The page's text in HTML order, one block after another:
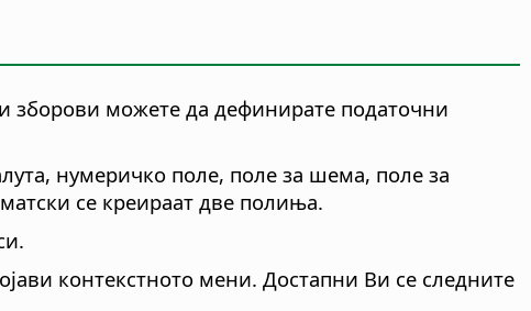
зборови можете да дефинирате податочни
нумеричко поле, поле за шема, поле за
се креираат две полиња.
контекстното мени. Достапни Ви се следните